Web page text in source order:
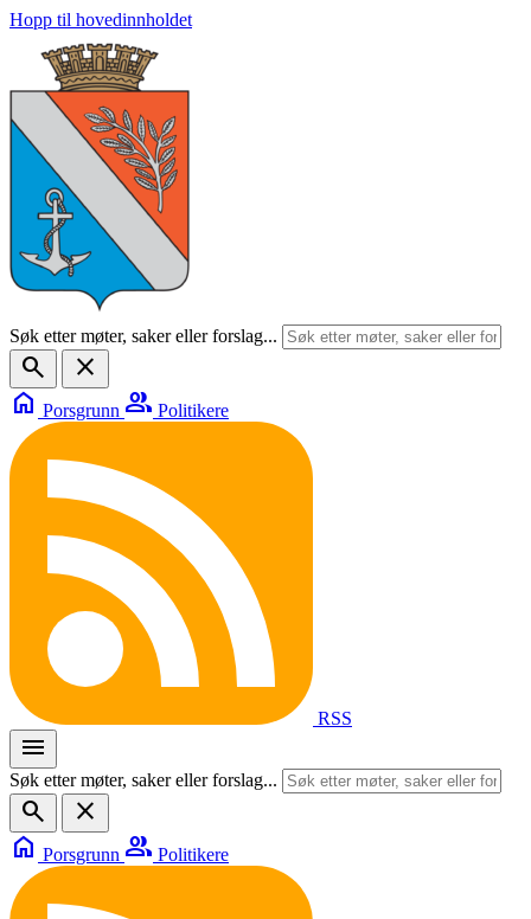
Hopp til hovedinnholdet
Søk etter møter, saker eller forslag...
search
close
home Porsgrunn group Politikere
RSS
menu
Søk etter møter, saker eller forslag...
search
close
home Porsgrunn group Politikere